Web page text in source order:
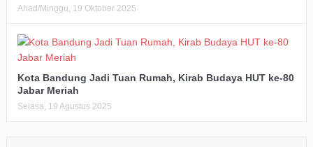
Ahad/Minggu, 19 Oktober 2025
Kota Bandung Jadi Tuan Rumah, Kirab Budaya HUT ke-80
Jabar Meriah
Selasa, 19 Agustus 2025